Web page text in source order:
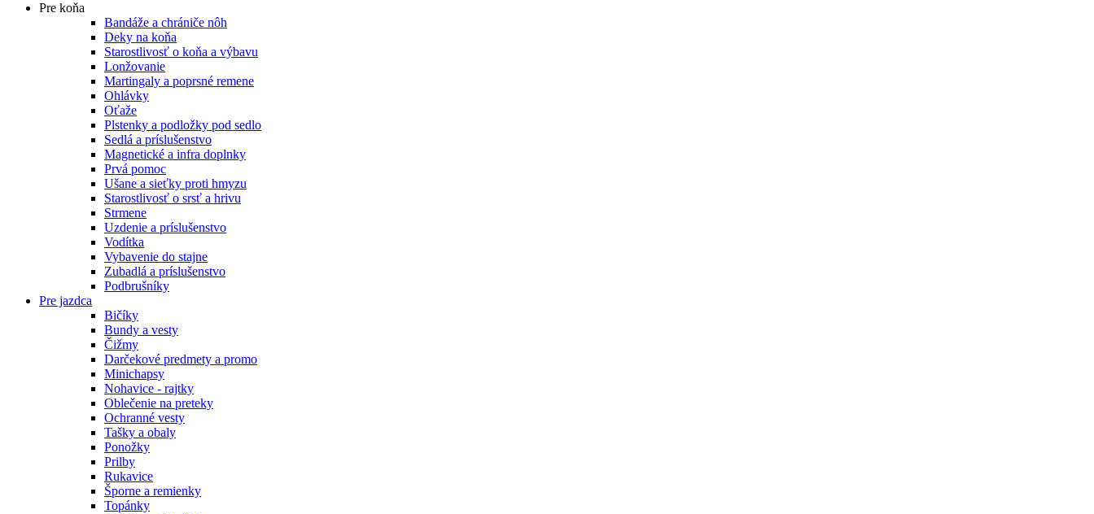
Pre koňa
Bandáže a chrániče nôh
Deky na koňa
Starostlivosť o koňa a výbavu
Lonžovanie
Martingaly a poprsné remene
Ohlávky
Oťaže
Plstenky a podložky pod sedlo
Sedlá a príslušenstvo
Magnetické a infra doplnky
Prvá pomoc
Ušane a sieťky proti hmyzu
Starostlivosť o srsť a hrivu
Strmene
Uzdenie a príslušenstvo
Vodítka
Vybavenie do stajne
Zubadlá a príslušenstvo
Podbrušníky
Pre jazdca
Bičíky
Bundy a vesty
Čižmy
Darčekové predmety a promo
Minichapsy
Nohavice - rajtky
Oblečenie na preteky
Ochranné vesty
Tašky a obaly
Ponožky
Prilby
Rukavice
Šporne a remienky
Topánky